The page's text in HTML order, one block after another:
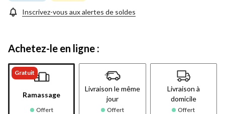
Inscrivez-vous aux alertes de soldes
Achetez-le en ligne :
Gratuit
Ramassage
Offert
Livraison le même
jour
Offert
Livraison à
domicile
Offert